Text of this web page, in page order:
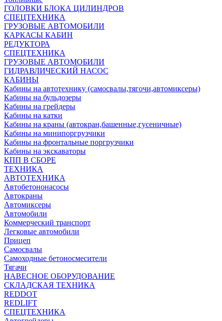
ГОЛОВКИ БЛОКА ЦИЛИНДРОВ
СПЕЦТЕХНИКА
ГРУЗОВЫЕ АВТОМОБИЛИ
КАРКАСЫ КАБИН
РЕДУКТОРА
СПЕЦТЕХНИКА
ГРУЗОВЫЕ АВТОМОБИЛИ
ГИДРАВЛИЧЕСКИЙ НАСОС
КАБИНЫ
Кабины на автотехнику (самосвалы,тягочи,автомиксеры)
Кабины на бульдозеры
Кабины на грейдеры
Кабины на катки
Кабины на краны (автокран,башенные,гусеничные)
Кабины на минипоргрузчики
Кабины на фронтальные поргрузчики
Кабины на экскаваторы
КПП В СБОРЕ
ТЕХНИКА
АВТОТЕХНИКА
Автобетононасосы
Автокраны
Автомиксеры
Автомобили
Коммерческий транспорт
Легковые автомобили
Прицеп
Самосвалы
Самоходные бетоносмесители
Тягачи
НАВЕСНОЕ ОБОРУДОВАНИЕ
СКЛАДСКАЯ ТЕХНИКА
REDDOT
REDLIFT
СПЕЦТЕХНИКА